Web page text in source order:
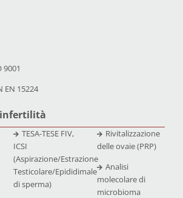
9001
EN 15224
TESA-TESE FIV,
ICSI
(Aspirazione/Estrazione
Testicolare/Epididimale
di sperma)
Rivitalizzazione
delle ovaie (PRP)
Analisi
molecolare di
microbioma